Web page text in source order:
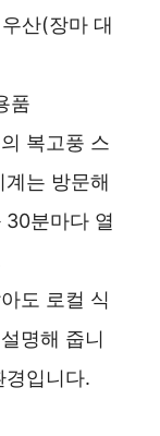
산(장마 대
품
복고풍 스
는 방문해
분마다 열
도 로컬 식
명해 줍니
경입니다.